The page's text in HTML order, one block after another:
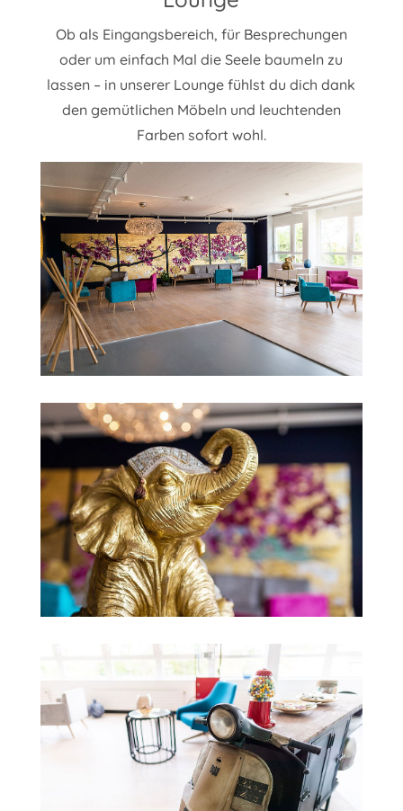
Ob als Eingangsbereich, für Besprechungen
oder um einfach Mal die Seele baumeln zu
lassen – in unserer Lounge fühlst du dich dank
den gemütlichen Möbeln und leuchtenden
Farben sofort wohl.